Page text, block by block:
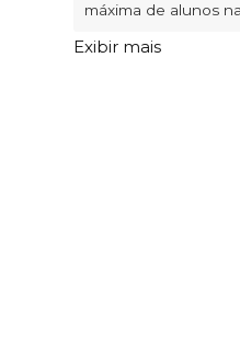
máxima de alunos
Exibir mais